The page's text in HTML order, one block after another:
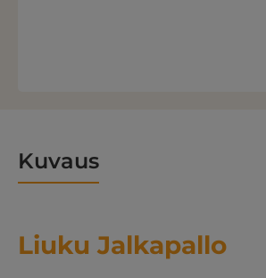
Kuvaus
Liuku Jalkapallo